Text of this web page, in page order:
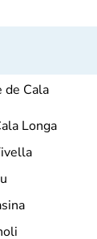
de Cala
Longa